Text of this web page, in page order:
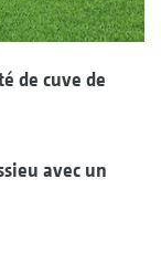
de cuve de
avec un